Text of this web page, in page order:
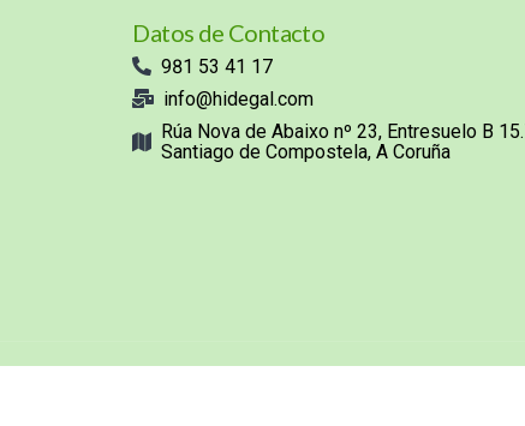
Datos de Contacto
981 53 41 17
info@hidegal.com
Rúa Nova de Abaixo nº 23, Entresuelo B
Santiago de Compostela, A Coruña